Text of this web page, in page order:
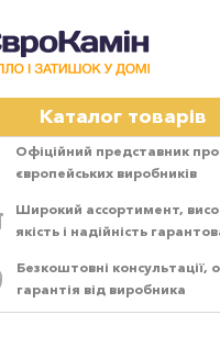
Каталог товарів
Офіційний представник
європейських виробників
Широкий ассортимент,
якість і надійність
Безкоштовні консультації,
гарантія від виробника